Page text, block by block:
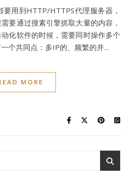
要通过搜素引擎抓取大量的内容，
化软件的时候，需要同时操作多个
个共同点：多IP的、频繁的并…
MORE